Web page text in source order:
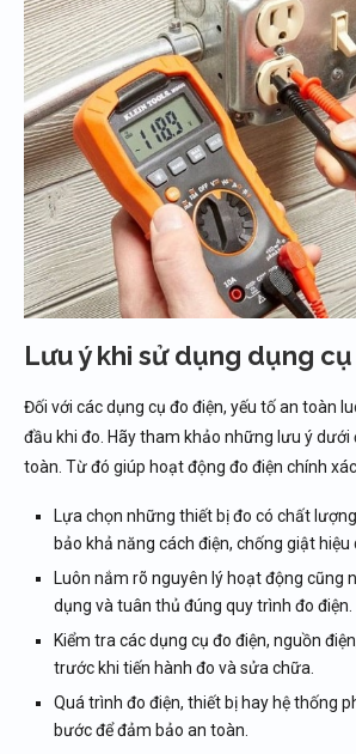
Lưu ý khi sử dụng dụng
Đối với các dụng cụ đo điện, yếu tố an toàn
đầu khi đo. Hãy tham khảo những lưu ý dưới
toàn. Từ đó giúp hoạt động đo điện chính
Lựa chọn những thiết bị đo có chất
bảo khả năng cách điện, chống giật hiệu
Luôn nắm rõ nguyên lý hoạt động cũng
dụng và tuân thủ đúng quy trình đo điện.
Kiểm tra các dụng cụ đo điện, nguồn
trước khi tiến hành đo và sửa chữa.
Quá trình đo điện, thiết bị hay hệ thống
bước để đảm bảo an toàn.